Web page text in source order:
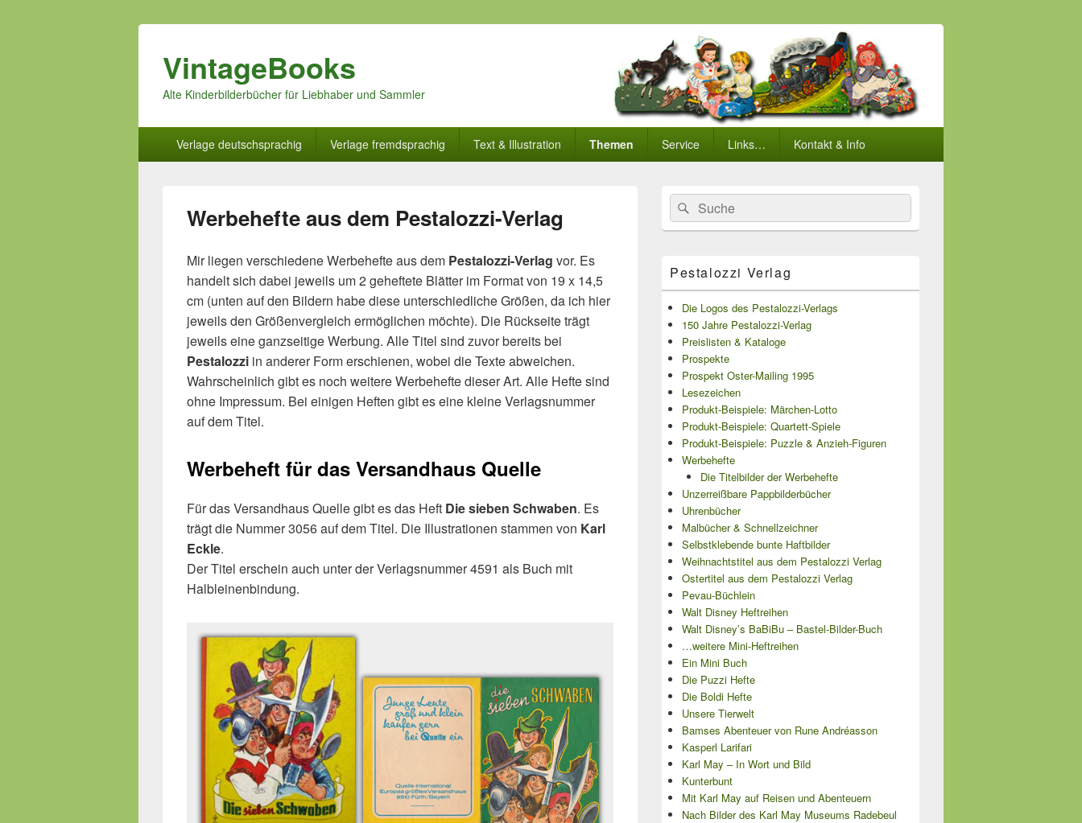
VintageBooks
Alte Kinderbilderbücher für Liebhaber und Sammler
Verlage deutschsprachig Verlage fremdsprachig Text & Illustration Themen Service Links… Kontakt & Info
Werbehefte aus dem Pestalozzi-Verlag
Mir liegen verschiedene Werbehefte aus dem Pestalozzi-Verlag vor. Es
handelt sich dabei jeweils um 2 geheftete Blätter im Format von 19 x 14,5
cm (unten auf den Bildern habe diese unterschiedliche Größen, da ich hier
jeweils den Größenvergleich ermöglichen möchte). Die Rückseite trägt
jeweils eine ganzseitige Werbung. Alle Titel sind zuvor bereits bei
Pestalozzi in anderer Form erschienen, wobei die Texte abweichen.
Wahrscheinlich gibt es noch weitere Werbehefte dieser Art. Alle Hefte sind
ohne Impressum. Bei einigen Heften gibt es eine kleine Verlagsnummer
auf dem Titel.
Werbeheft für das Versandhaus Quelle
Für das Versandhaus Quelle gibt es das Heft Die sieben Schwaben. Es
trägt die Nummer 3056 auf dem Titel. Die Illustrationen stammen von Karl
Eckle.
Der Titel erschein auch unter der Verlagsnummer 4591 als Buch mit
Halbleinenbindung.
Primärer
Seitenleisten
Widget-
Bereich
Search
for:
Suche
Pestalozzi Verlag
Die Logos des Pestalozzi-Verlags
150 Jahre Pestalozzi-Verlag
Preislisten & Kataloge
Prospekte
Prospekt Oster-Mailing 1995
Lesezeichen
Produkt-Beispiele: Märchen-Lotto
Produkt-Beispiele: Quartett-Spiele
Produkt-Beispiele: Puzzle & Anzieh-Figuren
Werbehefte
Die Titelbilder der Werbehefte
Unzerreißbare Pappbilderbücher
Uhrenbücher
Malbücher & Schnellzeichner
Selbstklebende bunte Haftbilder
Weihnachtstitel aus dem Pestalozzi Verlag
Ostertitel aus dem Pestalozzi Verlag
Pevau-Büchlein
Walt Disney Heftreihen
Walt Disney’s BaBiBu – Bastel-Bilder-Buch
…weitere Mini-Heftreihen
Ein Mini Buch
Die Puzzi Hefte
Die Boldi Hefte
Unsere Tierwelt
Bamses Abenteuer von Rune Andréasson
Kasperl Larifari
Karl May – In Wort und Bild
Kunterbunt
Mit Karl May auf Reisen und Abenteuern
Nach Bilder des Karl May Museums Radebeul